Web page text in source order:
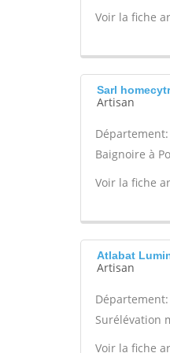
Voir la fiche
Sarl
Artisan
Département:
Baignoire à
Voir la fiche
Atlabat
Artisan
Surélévation
Voir la fiche